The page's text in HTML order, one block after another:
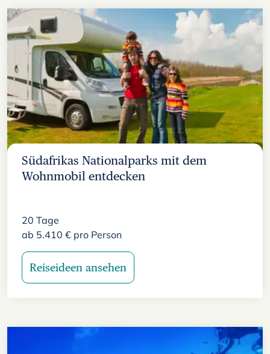
Südafrikas Nationalparks mit dem
Wohnmobil entdecken
20 Tage
ab 5.410 € pro Person
Reiseideen ansehen